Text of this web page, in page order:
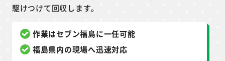
駆けつけて回収します。
作業はセブン福島に一任可能
福島県内の現場へ迅速対応